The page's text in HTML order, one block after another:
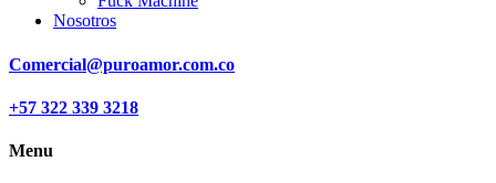
Nosotros
Comercial@puroamor.com.co
+57 322 339 3218
Menu